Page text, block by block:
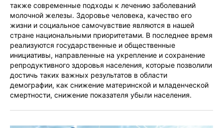
также современные подходы к лечению заболеваний
молочной железы. Здоровье человека, качество его
жизни и социальное самочувствие являются в нашей
стране национальными приоритетами. В последнее время
реализуются государственные и общественные
инициативы, направленные на укрепление и сохранение
репродуктивного здоровья населения, которые позволили
достичь таких важных результатов в области
демографии, как снижение материнской и младенческой
смертности, снижение показателя убыли населения.